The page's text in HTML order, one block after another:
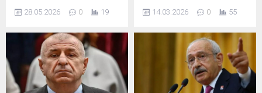
Milliyetçi Hareket Partisi
tarafından düzenlenen
Geleneksel Kurban Bayramı
Bayramlaşma Programı,
yoğun katılım ve sert siyasi
mesajlarla gerçekleştirildi.
28.05.2026 0 19
geniş katılımlı iftar programı,
manevi atmosferini
paylaşan bir buluşma
olmanın ötesine geçerek,
Türkiye’nin iç ve dış
gündemine dair sert siyasi
14.03.2026 0 55